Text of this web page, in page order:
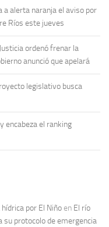
a alerta naranja el aviso por
Ríos este jueves
ordenó frenar la
anunció que apelará
legislativo busca
encabeza el ranking
por El Niño en El río
su protocolo de emergencia